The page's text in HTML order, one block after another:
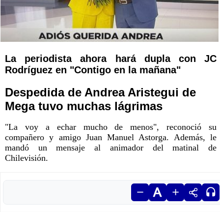
La periodista ahora hará dupla con JC
Rodríguez en "Contigo en la mañana"
Despedida de Andrea Aristegui de
Mega tuvo muchas lágrimas
"La voy a echar mucho de menos", reconoció su
compañero y amigo Juan Manuel Astorga. Además, le
mandó un mensaje al animador del matinal de
Chilevisión.